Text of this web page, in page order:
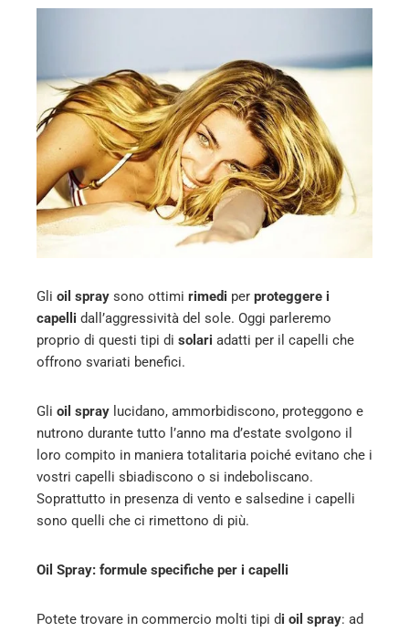
Gli oil spray sono ottimi rimedi per proteggere i
capelli dall’aggressività del sole. Oggi parleremo
proprio di questi tipi di solari adatti per il capelli che
offrono svariati benefici.
Gli oil spray lucidano, ammorbidiscono, proteggono e
nutrono durante tutto l’anno ma d’estate svolgono il
loro compito in maniera totalitaria poiché evitano che i
vostri capelli sbiadiscono o si indeboliscano.
Soprattutto in presenza di vento e salsedine i capelli
sono quelli che ci rimettono di più.
Oil Spray: formule specifiche per i capelli
Potete trovare in commercio molti tipi di oil spray: ad